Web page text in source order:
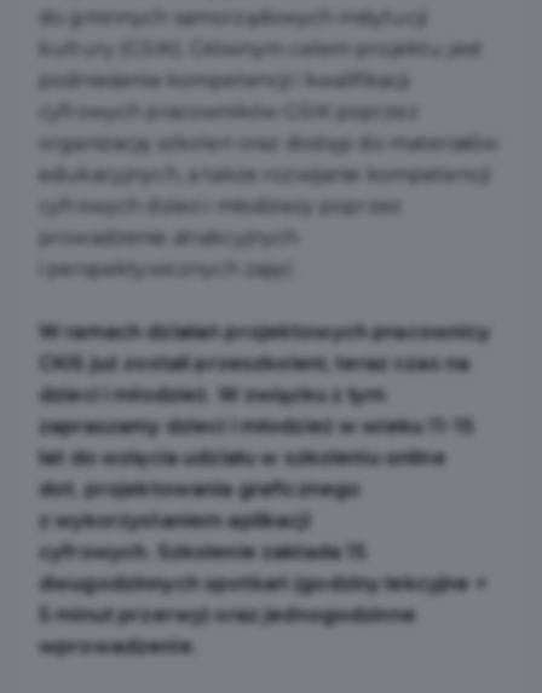
do gminnych samorządowych instytucji
kultury (GSIK). Głównym celem projektu jest
podniesienie kompetencji i kwalifikacji
cyfrowych pracowników GSIK poprzez
organizację szkoleń oraz dostęp do materiałów
edukacyjnych, a także rozwijanie kompetencji
cyfrowych dzieci i młodzieży poprzez
prowadzenie atrakcyjnych
i perspektywicznych zajęć.
W ramach działań projektowych pracownicy
CKiS już zostali przeszkoleni, teraz czas na
dzieci i młodzież. W związku z tym
zapraszamy dzieci i młodzież w wieku 11-15
lat do wzięcia udziału w szkoleniu online
dot. projektowania graficznego
z wykorzystaniem aplikacji
cyfrowych. Szkolenie zakłada 15
dwugodzinnych spotkań (godziny lekcyjne +
5 minut przerwy) oraz jednogodzinne
wprowadzenie.